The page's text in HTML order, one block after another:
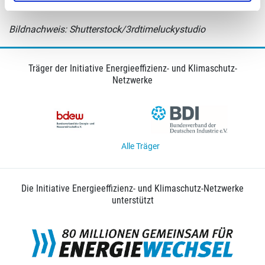
Programmfinden Siehier.
Bildnachweis: Shutterstock/3rdtimeluckystudio
Träger der Initiative Energieeffizienz- und Klimaschutz-
Netzwerke
Alle Träger
Die Initiative Energieeffizienz- und Klimaschutz-Netzwerke
unterstützt